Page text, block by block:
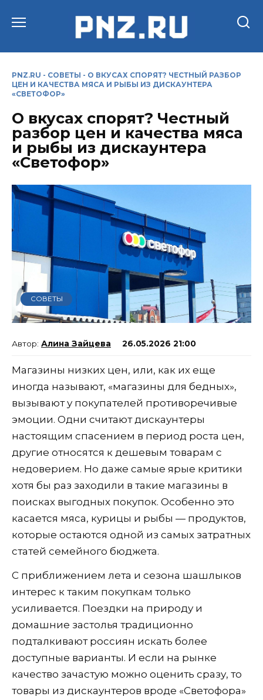
PNZ.RU - СОВЕТЫ - О ВКУСАХ СПОРЯТ? ЧЕСТНЫЙ РАЗБОР
ЦЕН И КАЧЕСТВА МЯСА И РЫБЫ ИЗ ДИСКАУНТЕРА
«СВЕТОФОР»
О вкусах спорят? Честный
разбор цен и качества мяса
и рыбы из дискаунтера
«Светофор»
СОВЕТЫ
Алина Зайцева 26.05.2026 21:00
Магазины низких цен, или, как их еще
иногда называют, «магазины для бедных»,
вызывают у покупателей противоречивые
эмоции. Одни считают дискаунтеры
настоящим спасением в период роста цен,
другие относятся к дешевым товарам с
недоверием. Но даже самые ярые критики
хотя бы раз заходили в такие магазины в
поисках выгодных покупок. Особенно это
касается мяса, курицы и рыбы — продуктов,
которые остаются одной из самых затратных
статей семейного бюджета.
С приближением лета и сезона шашлыков
интерес к таким покупкам только
усиливается. Поездки на природу и
домашние застолья традиционно
подталкивают россиян искать более
доступные варианты. И если на рынке
качество зачастую можно оценить сразу, то
товары из дискаунтеров вроде «Светофора»